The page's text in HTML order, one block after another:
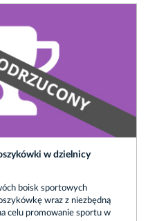
w dzielnicy
boisk sportowych
wraz z niezbędną
celu promowanie sportu w